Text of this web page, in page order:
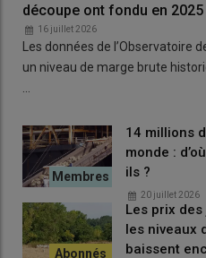
découpe ont fondu en 2025
16 juillet 2026
Les données de l’Observatoire
un niveau de marge brute
14 millions
monde :
ils ?
20 juillet 2026
Les prix
les niveaux
baissent